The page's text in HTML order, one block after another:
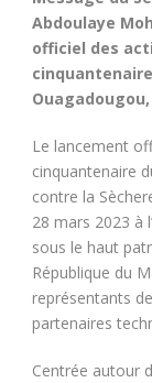
Abdoulaye
officiel des
Le lancement
cinquantenaire
contre la
28 mars 2023 à
sous le haut
République du
représentants
partenaires
Centrée autour